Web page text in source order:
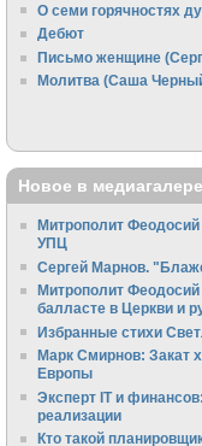
О семи горячностях
Дебют
Письмо женщине
Молитва (Саша
Новое в
Митрополит Феодосий
УПЦ
Сергей Марнов.
Митрополит Феодосий
балласте в Церкви и
Избранные стихи
Марк Смирнов: Закат
Европы
Эксперт IT и
реализации
Кто такой